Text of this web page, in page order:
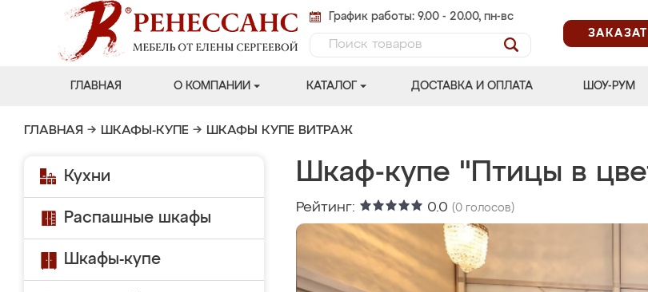
График работы: 9.00 - 20.00, пн-вс
ГЛАВНАЯ О КОМПАНИИ КАТАЛОГ ДОСТАВКА И ОПЛАТА ШОУ-РУМ
ГЛАВНАЯ → ШКАФЫ-КУПЕ → ШКАФЫ КУПЕ ВИТРАЖ
Кухни
Распашные шкафы
Шкафы-купе
Шкаф-купе "Птицы в
Рейтинг: 0.0 (0 голосов)